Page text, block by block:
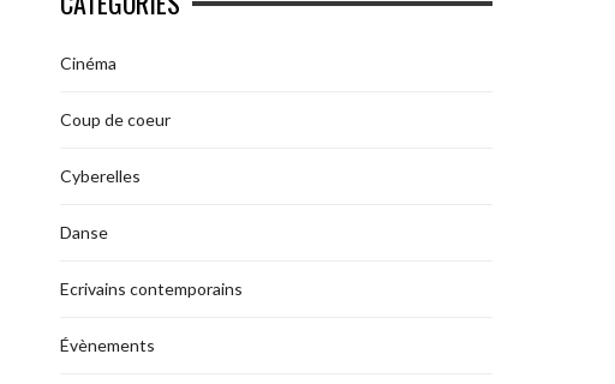
Cinéma
Coup de coeur
Cyberelles
Danse
Ecrivains contemporains
Évènements